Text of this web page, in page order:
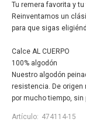
Tu remera favorita y
Reinventamos un
para que sigas
Calce AL CUERPO
100% algodón
Nuestro algodón
resistencia. De origen
por mucho tiempo,
474114-15